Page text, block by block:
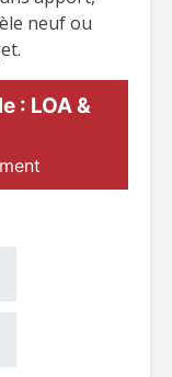
neuf ou